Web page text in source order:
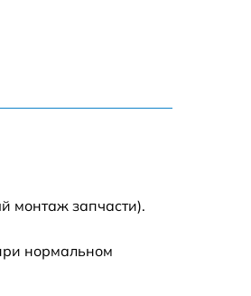
монтаж запчасти).
нормальном